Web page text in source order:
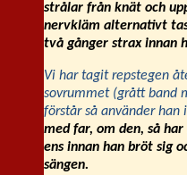
strålar från knät och
nervkläm alternativt
två gånger strax innan
Vi har tagit repstegen
sovrummet (grått band
förstår så använder han
med far, om den, så
ens innan han bröt sig
sängen.